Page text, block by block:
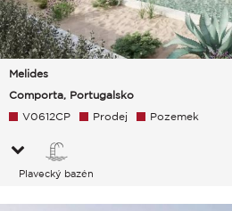
Melides
Comporta, Portugalsko
V0612CP Prodej Pozemek
Plavecký bazén